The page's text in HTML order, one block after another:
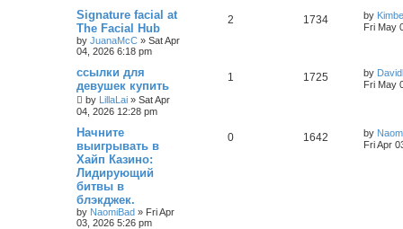
Signature facial at
The Facial Hub
by JuanaMcC » Sat Apr
04, 2026 6:18 pm
2 1734 by
Fri May
ссылки для
девушек купить
by LillaLai » Sat Apr
04, 2026 12:28 pm
1 1725 by
Fri May
Начните
выигрывать в
Хайп Казино:
Лидирующий
битвы в
блэкджек.
by NaomiBad » Fri Apr
03, 2026 5:26 pm
0 1642 by
Fri Apr